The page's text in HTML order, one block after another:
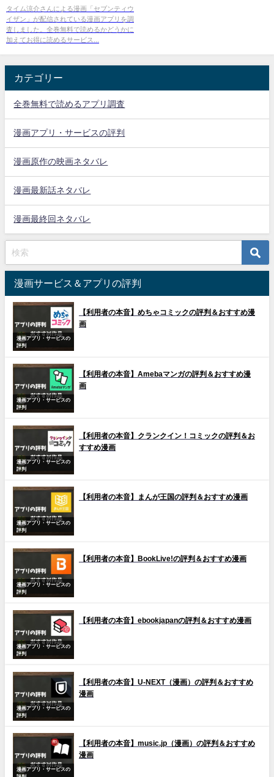
タイム涼介さんによる漫画「セブンティウ
イザン」が配信されている漫画アプリを調
査しました。全巻無料で読めるかどうかに
加えてお得に読めるサービス...
カテゴリー
全巻無料で読めるアプリ調査
漫画アプリ・サービスの評判
漫画原作の映画ネタバレ
漫画最新話ネタバレ
漫画最終回ネタバレ
漫画サービス＆アプリの評判
漫画アプリ・サービスの
評判
【利用者の本音】めちゃコミックの評判＆おすすめ漫
画
漫画アプリ・サービスの
評判
【利用者の本音】Amebaマンガの評判＆おすすめ漫
画
漫画アプリ・サービスの
評判
【利用者の本音】クランクイン！コミックの評判＆お
すすめ漫画
漫画アプリ・サービスの
評判
【利用者の本音】まんが王国の評判＆おすすめ漫画
漫画アプリ・サービスの
評判
【利用者の本音】BookLive!の評判＆おすすめ漫画
漫画アプリ・サービスの
評判
【利用者の本音】ebookjapanの評判＆おすすめ漫画
漫画アプリ・サービスの
評判
【利用者の本音】U-NEXT（漫画）の評判＆おすすめ
漫画
漫画アプリ・サービスの
【利用者の本音】music.jp（漫画）の評判＆おすすめ
漫画